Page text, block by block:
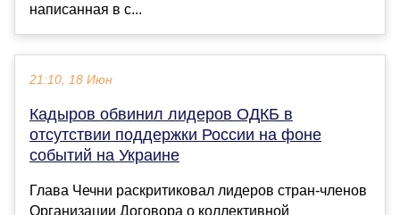
написанная в с...
21:10, 18 Июн
Кадыров обвинил лидеров ОДКБ в
отсутствии поддержки России на фоне
событий на Украине
Глава Чечни раскритиковал лидеров стран-членов
Организации Договора о коллективной